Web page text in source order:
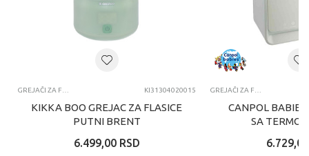
GREJAČI ZA FLAŠICE KI31304020015
KIKKA BOO GREJAC ZA FLASICE
PUTNI BRENT
6.499,00 RSD
GREJAČI ZA FLAŠICE
CANPOL BABIES
SA
6.729,00